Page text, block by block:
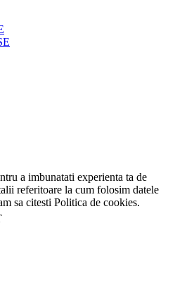
a imbunatati experienta ta de
referitoare la cum folosim datele
sa citesti Politica de cookies.